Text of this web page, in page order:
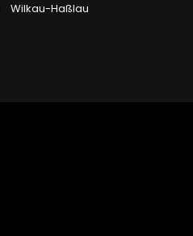
Wilkau-Haßlau